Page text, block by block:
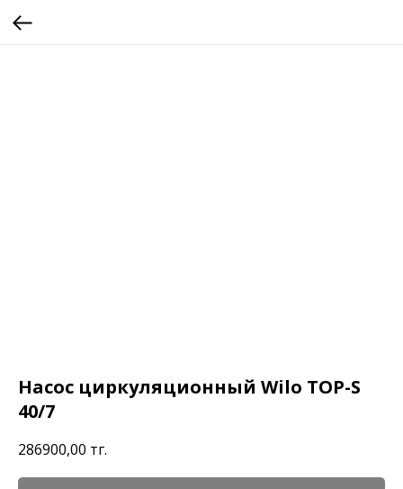
Насос циркуляционный Wilo TOP-S
40/7
286900,00 тңг.